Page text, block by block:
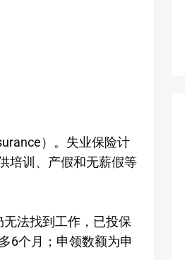
）。失业保险计
培训、产假和无薪假等
法找到工作，已投保
6个月；申领数额为申